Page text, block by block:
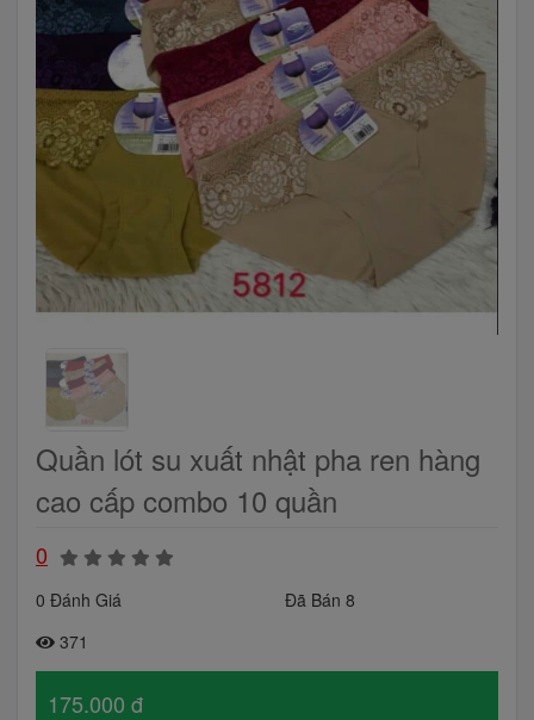
Quần lót su xuất nhật pha ren hàng
cao cấp combo 10 quần
0
0 Đánh Giá
Đã Bán 8
371
175.000 đ